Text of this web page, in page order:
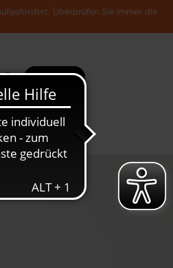
Überprüfen Sie immer die
Mehr